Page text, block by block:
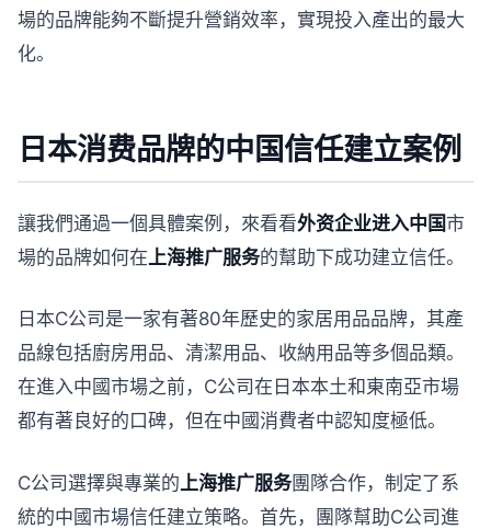
場的品牌能夠不斷提升營銷效率，實現投入產出的最大
化。
日本消费品牌的中国信任建立案例
讓我們通過一個具體案例，來看看外资企业进入中国市
場的品牌如何在 上海推广服务的幫助下成功建立信任。
日本C公司是一家有著80年歷史的家居用品品牌，其產
品線包括廚房用品、清潔用品、收納用品等多個品類。
在進入中國市場之前，C公司在日本本土和東南亞市場
都有著良好的口碑，但在中國消費者中認知度極低。
C公司選擇與專業的 上海推广服务團隊合作，制定了系
統的中國市場信任建立策略。首先，團隊幫助C公司進